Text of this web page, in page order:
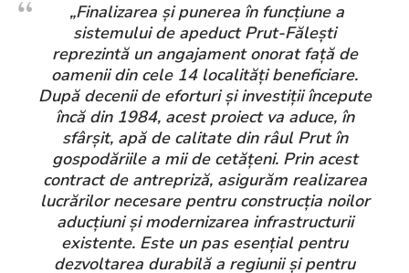
„Finalizarea și punerea în funcțiune a
sistemului de apeduct Prut-Fălești
reprezintă un angajament onorat față de
oamenii din cele 14 localități beneficiare.
După decenii de eforturi și investiții începute
încă din 1984, acest proiect va aduce, în
sfârșit, apă de calitate din râul Prut în
gospodăriile a mii de cetățeni. Prin acest
contract de antrepriză, asigurăm realizarea
lucrărilor necesare pentru construcția noilor
aducțiuni și modernizarea infrastructurii
existente. Este un pas esențial pentru
dezvoltarea durabilă a regiunii și pentru